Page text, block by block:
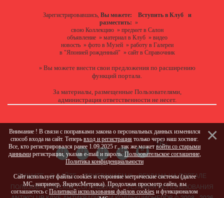
Зарегистрировавшись, Вы можете: Вступить в Клуб
и
разместить: »
свою Коллекцию» предмет в Салон
объявление» материал в Клуб» видео
новость» фото в Музей» работу в Галереи
в "Японией рожденный" » сайт в Справочник
» Вы можете внести свои предложенияпо расширению
функций портала.
За материалы, размещенные Пользователями,
администрация ответственности не несет.
ПИШИТЕ О САЙТЕ ПРИГЛАШАЕМ !!! РЕКЛАМА НА ПОРТАЛЕ
ПОЛЬЗОВАТЕЛЬСКОЕ СОГЛАШЕНИЕ
УСЛОВИЯ ИСПОЛЬЗОВАНИЯ
Внимание ! В связи с поправками закона о персональных данных изменился
способ входа на сайт. Теперь вход и регистрация только через наш хостинг.
Все, кто регистрировался ранее 1.09.2025 г., так же может войти со старыми
даннымирегистрации, указав e-mail и пароль.Пользовательское соглашение,
Политика конфиденциальности
Сайт использует файлы cookies и сторонние метрические системы (далее
МС, например, ЯндексМетрика). Продолжая просмотр сайта, вы
соглашаетесь с Политикой использования файлов cookies и функционалом